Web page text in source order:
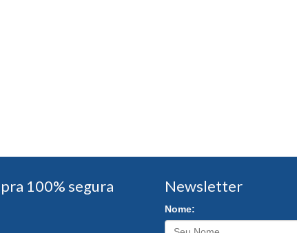
100% segura Newsletter
Nome: